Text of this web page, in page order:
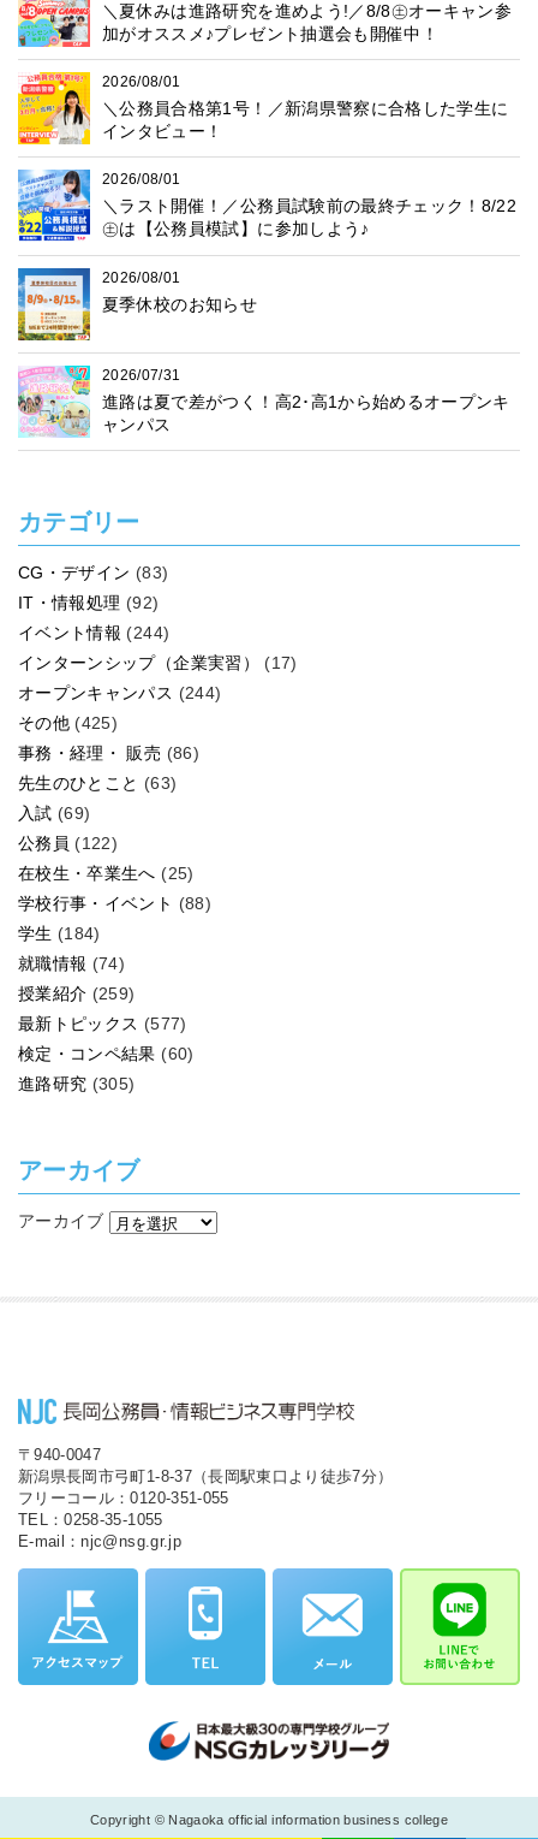
＼夏休みは進路研究を進めよう!／8/8㊏オーキャン参
加がオススメ♪プレゼント抽選会も開催中！
2026/08/01
＼公務員合格第1号！／新潟県警察に合格した学生に
インタビュー！
2026/08/01
＼ラスト開催！／公務員試験前の最終チェック！8/22
㊏は【公務員模試】に参加しよう♪
2026/08/01
夏季休校のお知らせ
2026/07/31
進路は夏で差がつく！高2･高1から始めるオープンキ
ャンパス
カテゴリー
CG・デザイン (83)
IT・情報処理 (92)
イベント情報 (244)
インターンシップ（企業実習）
(17)
オープンキャンパス (244)
その他 (425)
事務・経理・ 販売 (86)
先生のひとこと (63)
入試 (69)
公務員 (122)
在校生・卒業生へ (25)
学校行事・イベント (88)
学生 (184)
就職情報 (74)
授業紹介 (259)
最新トピックス (577)
検定・コンペ結果 (60)
進路研究 (305)
アーカイブ
アーカイブ
〒940-0047
新潟県長岡市弓町1-8-37（長岡駅東口より徒歩7分）
フリーコール：0120-351-055
TEL：0258-35-1055
E-mail：njc@nsg.gr.jp
Copyright © Nagaoka official information business college